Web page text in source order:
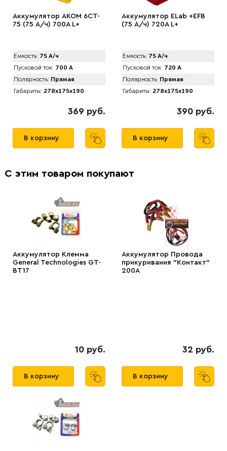
Аккумулятор AКОМ 6CT-
75 (75 А/ч) 700А L+
Емкость: 75 А/ч
Пусковой ток: 700 А
Полярность: Прямая
Габариты: 278x175x190
369 руб.
В корзину
Аккумулятор ELab +EFB
(75 А/ч) 720A L+
Емкость: 75 А/ч
Пусковой ток: 720 А
Полярность: Прямая
Габариты: 278x175x190
390 руб.
В корзину
С этим товаром покупают
Аккумулятор Клемма
General Technologies GT-
BT17
10 руб.
В корзину
Аккумулятор Провода
прикуривания "Контакт"
200А
32 руб.
В корзину